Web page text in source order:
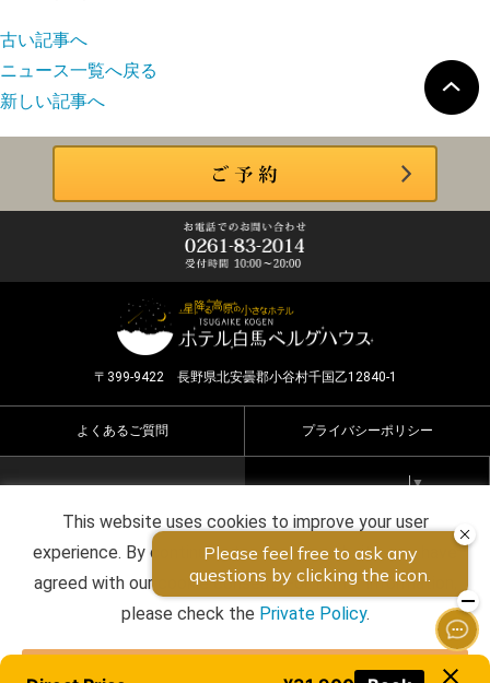
古い記事へ
ニュース一覧へ戻る
新しい記事へ
〒399-9422 長野県北安曇郡小谷村千国乙12840-1
よくあるご質問 プライバシーポリシー
Select Language ▼
Copyright ©2026 HOTEL HAKUBA BERGHAUS all rights
reserved.
This website uses cookies to improve your user
experience. By continuing to use this website, you have
agreed with our cookie consent. For futher information,
please check the Private Policy.